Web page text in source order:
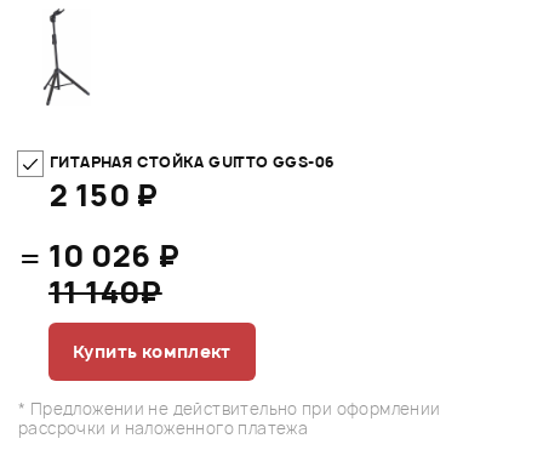
ГИТАРНАЯ СТОЙКА GUITTO GGS-06
2 150 ₽
= 10 026 ₽
11 140₽
Купить комплект
* Предложении не действительно при оформлении
рассрочки и наложенного платежа